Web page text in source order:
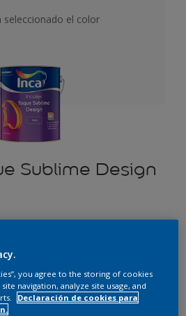
seleccionado el color
Sublime Design
you agree to the storing of cookies
navigation, analyze site usage, and
Declaración de cookies para